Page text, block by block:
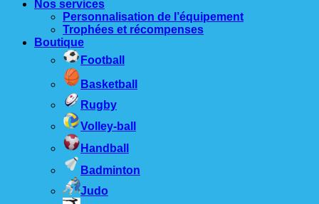
Nos services
Personnalisation de l’équipement
Trophées et récompenses
Boutique
Football
Basketball
Rugby
Volley-ball
Handball
Badminton
Judo